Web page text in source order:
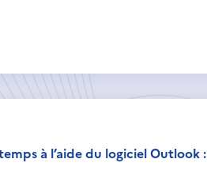
à l’aide du logiciel Outlook :